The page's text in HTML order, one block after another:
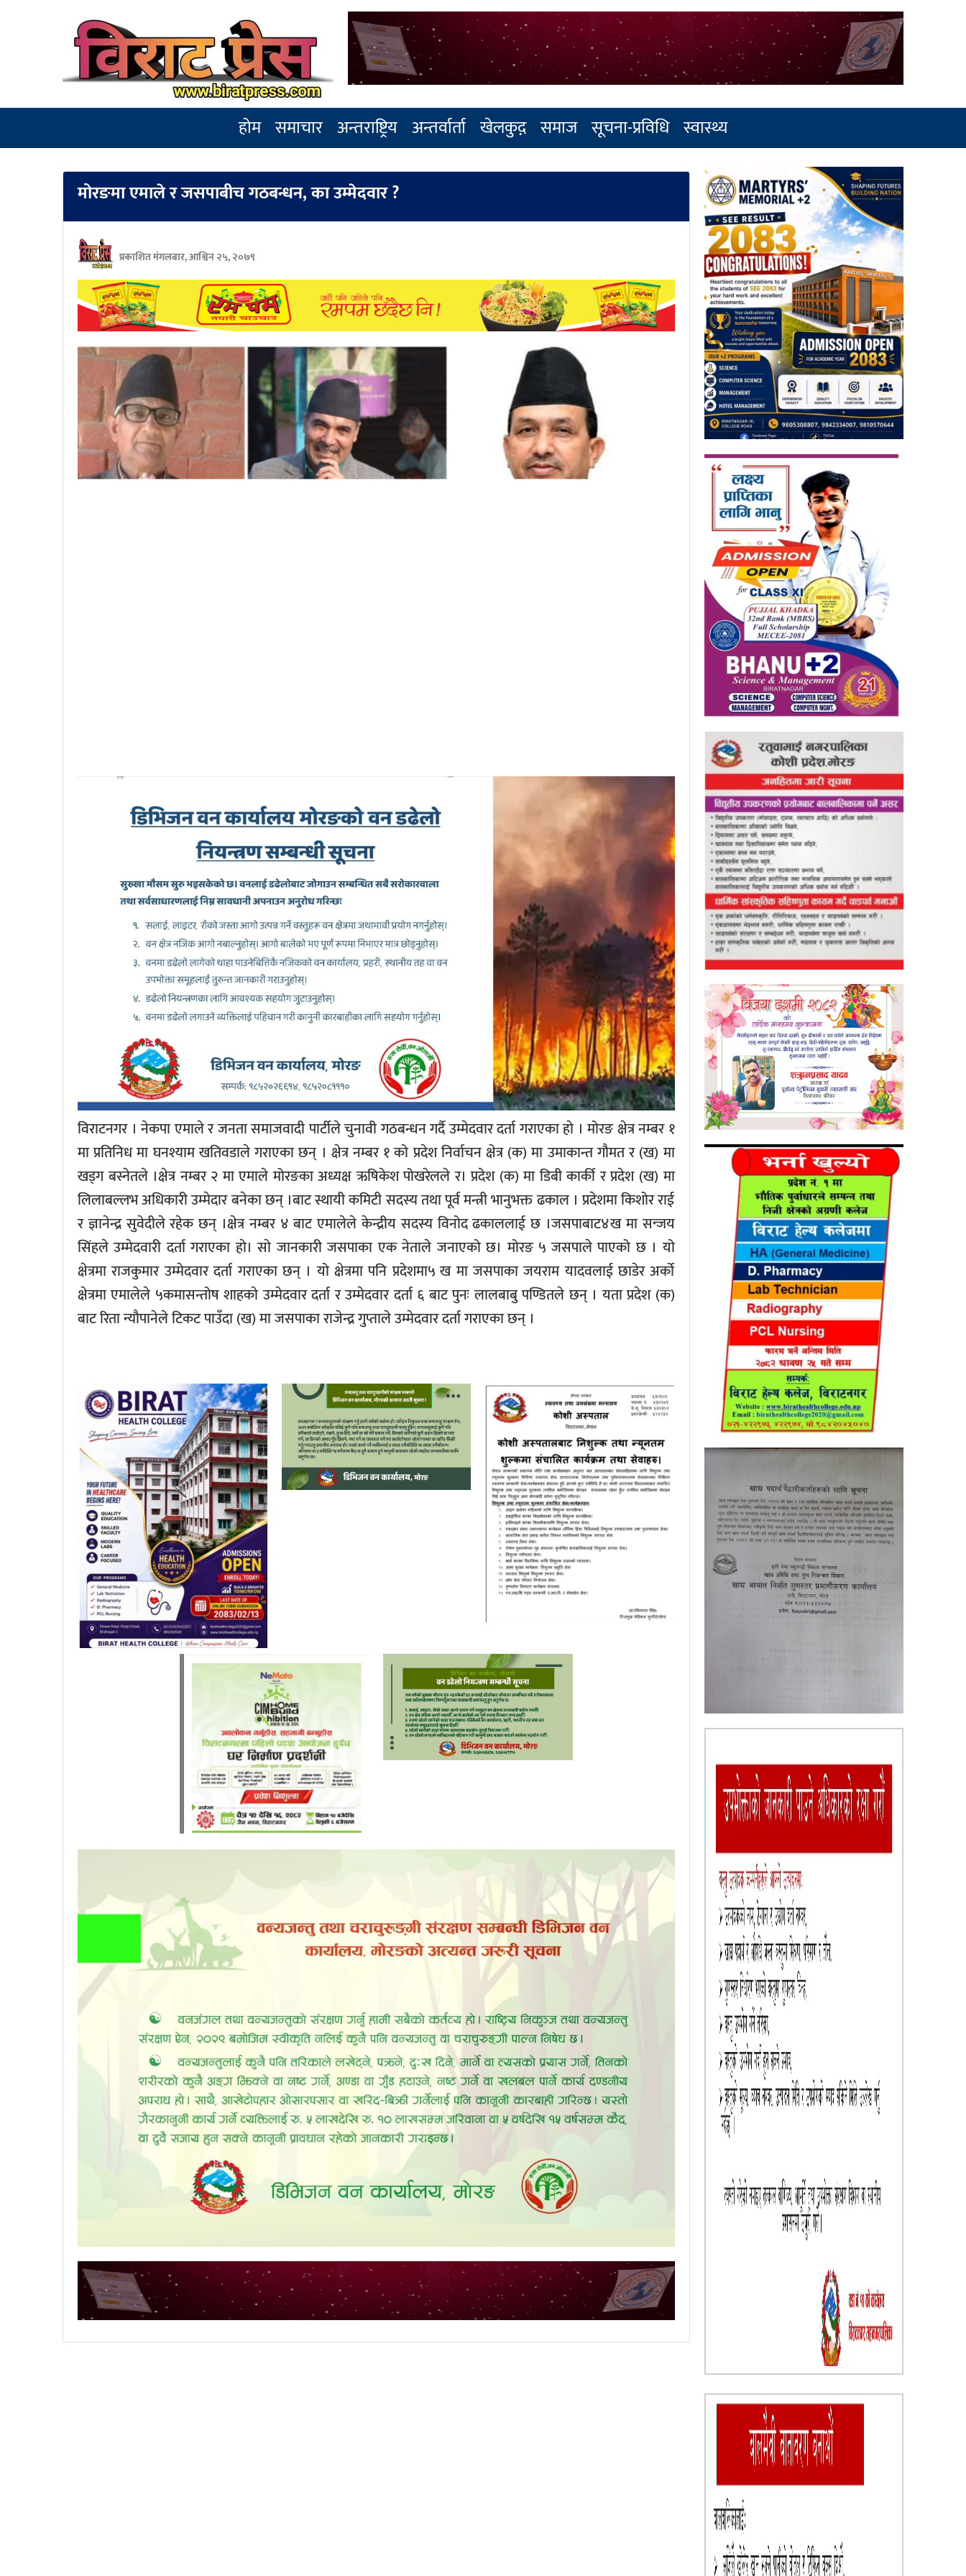
होम समाचार अन्तराष्ट्रिय अन्तर्वार्ता खेलकुद़़ समाज सूचना-प्रविधि स्वास्थ्य
मोरङमा एमाले र जसपाबीच गठबन्धन, का उम्मेदवार ?
प्रकाशित मंगलबार, आश्विन २५, २०७९
विराटनगर । नेकपा एमाले र जनता समाजवादी पार्टीले चुनावी गठबन्धन गर्दै उम्मेदवार दर्ता गराएका हाे । मोरङ क्षेत्र नम्बर १
मा प्रतिनिध मा घनश्याम खतिवडाले गराएका छन् । क्षेत्र नम्बर १ को प्रदेश निर्वाचन क्षेत्र (क) मा उमाकान्त गौमत र (ख) मा
खड्ग बस्नेतले ।क्षेत्र नम्बर २ मा एमाले मोरङका अध्यक्ष ऋषिकेश पोखरेलले र। प्रदेश (क) मा डिबी कार्की र प्रदेश (ख) मा
लिलाबल्लभ अधिकारी उम्मेदार बनेका छन् ।बाट स्थायी कमिटी सदस्य तथा पूर्व मन्त्री भानुभक्त ढकाल । प्रदेशमा किशोर राई
र ज्ञानेन्द्र सुवेदीले रहेक छन् ।क्षेत्र नम्बर ४ बाट एमालेले केन्द्रीय सदस्य विनोद ढकाललाई छ ।जसपाबाट४ख मा सन्जय
सिंहले उम्मेदवारी दर्ता गराएका हाे। साे जानकारी जसपाका एक नेताले जनाएको छ। मोरङ ५ जसपाले पाएको छ । यो
क्षेत्रमा राजकुमार उम्मेदवार दर्ता गराएका छन् । यो क्षेत्रमा पनि प्रदेशमा५ ख मा जसपाका जयराम यादवलाई छाडेर अर्को
क्षेत्रमा एमालेले ५कमासन्तोष शाहकाे उम्मेदवार दर्ता र उम्मेदवार दर्ता ६ बाट पुनः लालबाबु पण्डितले छन् । यता प्रदेश (क)
बाट रिता न्यौपानेले टिकट पाउँदा (ख) मा जसपाका राजेन्द्र गुप्ताले उम्मेदवार दर्ता गराएका छन् ।